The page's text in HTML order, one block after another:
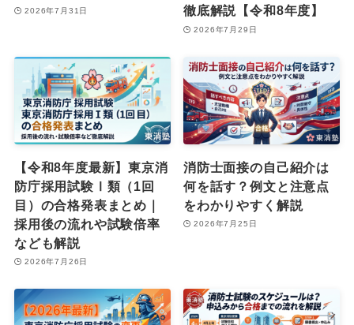
2026年7月31日
徹底解説【令和8年度】
2026年7月29日
【令和8年度最新】東京消
防庁採用試験Ⅰ類（1回
目）の合格発表まとめ｜
採用後の流れや試験倍率
なども解説
2026年7月26日
消防士面接の自己紹介は
何を話す？例文と注意点
をわかりやすく解説
2026年7月25日